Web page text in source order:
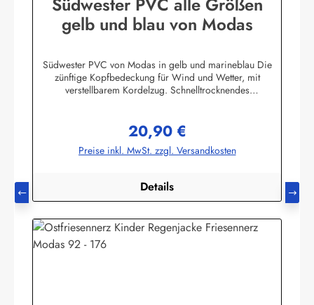
gelb und blau von Modas
Südwester PVC von Modas in gelb und marineblau Die
zünftige Kopfbedeckung für Wind und Wetter, mit
verstellbarem Kordelzug. Schnelltrocknendes
Bekleidungswerk GmbHHeglitzer Str. 1226409
Wittmundinfo@modas-bekleidung.de
Regulärer Preis:
20,90 €
Preise inkl. MwSt. zzgl. Versandkosten
Details